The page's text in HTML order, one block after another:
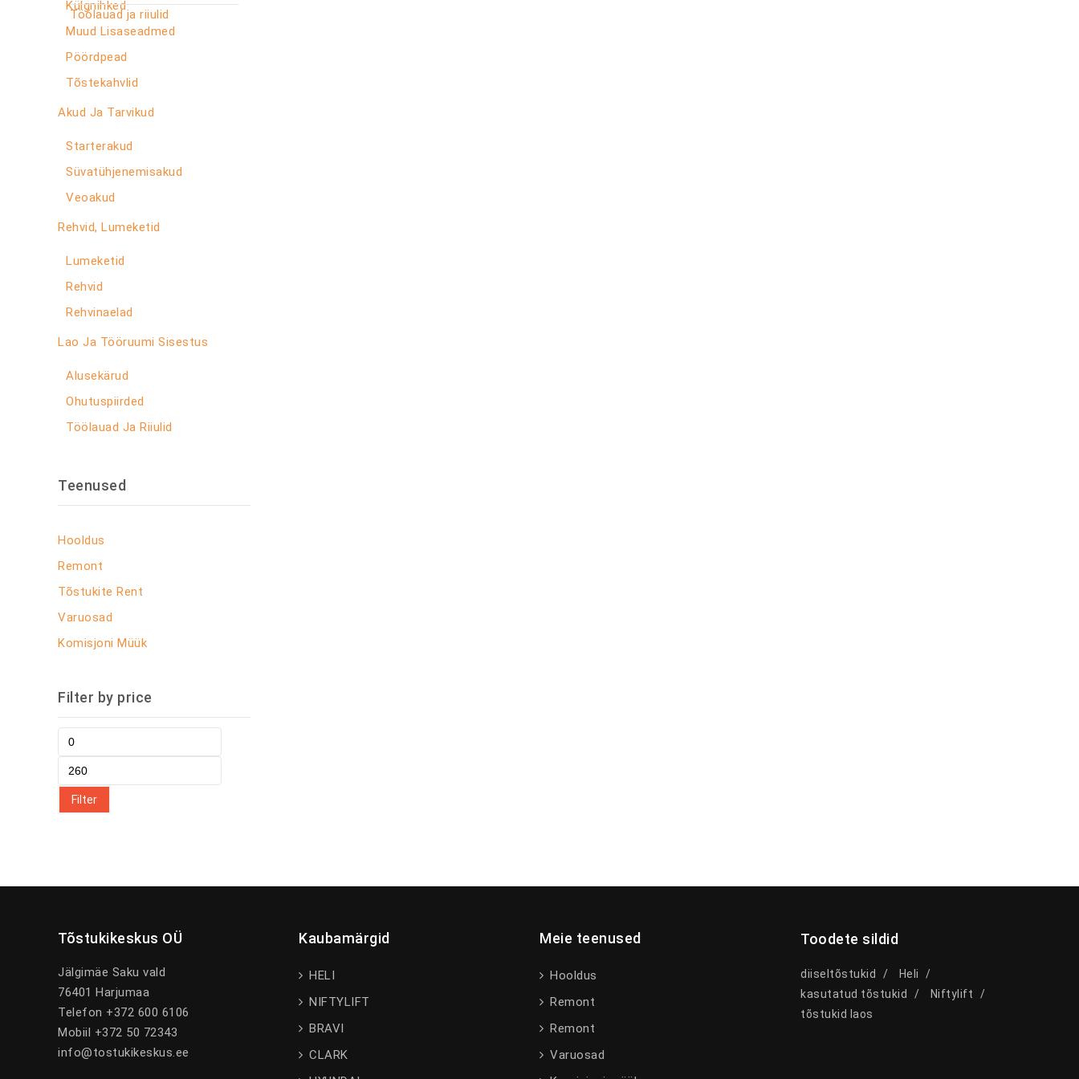
Töölauad ja riiulid
Külgnihked
Muud Lisaseadmed
Pöördpead
Tõstekahvlid
Akud Ja Tarvikud
Starterakud
Süvatühjenemisakud
Veoakud
Rehvid, Lumeketid
Lumeketid
Rehvid
Rehvinaelad
Lao Ja Tööruumi Sisestus
Alusekärud
Ohutuspiirded
Töölauad Ja Riiulid
Teenused
Hooldus
Remont
Tõstukite Rent
Varuosad
Komisjoni Müük
Filter by price
Filter
Tõstukikeskus OÜ
Jälgimäe Saku vald
76401 Harjumaa
Telefon +372 600 6106
Mobiil +372 50 72343
info@tostukikeskus.ee
Kaubamärgid
HELI
NIFTYLIFT
BRAVI
CLARK
Meie teenused
Hooldus
Remont
Remont
Varuosad
Toodete sildid
diiseltõstukid
Heli
kasutatud tõstukid
Niftylift
tõstukid laos